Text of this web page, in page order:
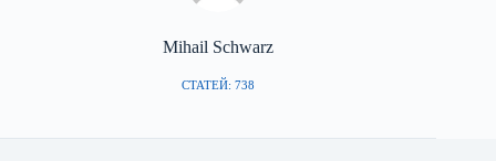
Mihail Schwarz
СТАТЕЙ: 738